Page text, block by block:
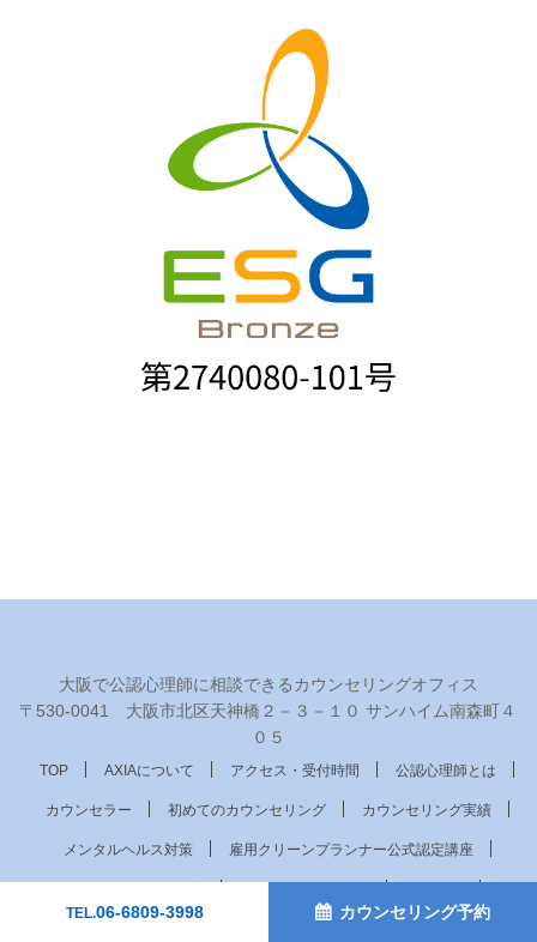
TEL.06-6809-3998 カウンセリング予約
大阪で公認心理師に相談できるカウンセリングオフィス
〒530‐0041 大阪市北区天神橋２－３－１０ サンハイム南森町４
０５
TOP AXIAについて アクセス・受付時間 公認心理師とは
カウンセラー 初めてのカウンセリング カウンセリング実績
メンタルヘルス対策 雇用クリーンプランナー公式認定講座